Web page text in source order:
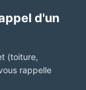
d'un
(toiture,
rappelle